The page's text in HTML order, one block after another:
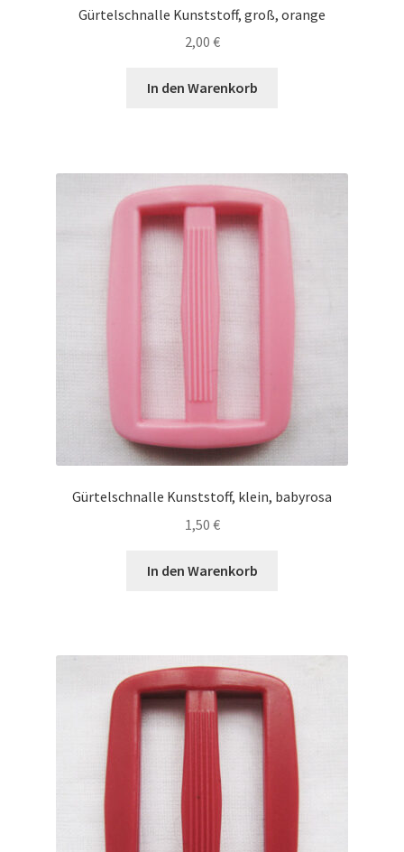
Gürtelschnalle Kunststoff, groß, orange
2,00 €
In den Warenkorb
Gürtelschnalle Kunststoff, klein, babyrosa
1,50 €
In den Warenkorb